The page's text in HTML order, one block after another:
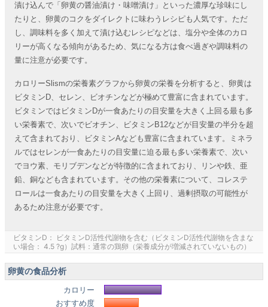
漬け込んで「卵黄の醤油漬け・味噌漬け」といった濃厚な珍味にし
たりと、卵黄のコクをダイレクトに味わうレシピも人気です。ただ
し、調味料を多く加えて漬け込むレシピなどは、塩分や全体のカロ
リーが高くなる傾向があるため、気になる方は食べ過ぎや調味料の
量に注意が必要です。
カロリーSlismの栄養素グラフから卵黄の栄養を分析すると、卵黄は
ビタミンD、セレン、ビオチンなどが極めて豊富に含まれています。
ビタミンではビタミンDが一食あたりの目安量を大きく上回る最も多
い栄養素で、次いでビオチン、ビタミンB12などが目安量の半分を超
えて含まれており、ビタミンAなども豊富に含まれています。ミネラ
ルではセレンが一食あたりの目安量に迫る最も多い栄養素で、次い
でヨウ素、モリブデンなどが特徴的に含まれており、リンや鉄、亜
鉛、銅なども含まれています。その他の栄養素について、コレステ
ロールは一食あたりの目安量を大きく上回り、過剰摂取の可能性が
あるため注意が必要です。
ビタミンD： ビタミンD活性代謝物を含む（ビタミンD活性代謝物を含まな
い場合： 4.5 ?g）試料：通常の鶏卵（栄養成分が増減されていないもの）
卵黄の食品分析
カロリー
おすすめ度